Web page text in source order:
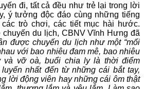
đi, tất cả đều như trẻ lại trong lời
ý tưởng độc đáo cùng những tiếng
trò chơi, các tiết mục hài hước.
chuyến du lịch, CBNV Vĩnh Hưng đã
được chuyến du lịch như một “mối
với bao nhiêu đam mê, bao nhiêu
và vỡ oà, buổi chia ly là thời điểm
nhất đến từ những cái bắt tay,
lời động viên hay những cái ôm thật